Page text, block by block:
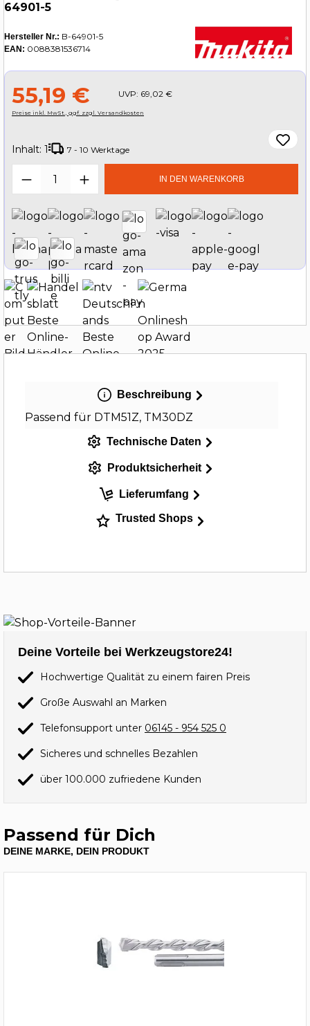
64901-5
Hersteller Nr.: B-64901-5
EAN: 0088381536714
55,19 € UVP: 69,02 €
Preise inkl. MwSt., ggf. zzgl. Versandkosten
Inhalt: 1 7 - 10 Werktage
Produkt Anzahl: Gib denIN DEN WARENKORB
Beschreibung
Passend für DTM51Z, TM30DZ
Technische Daten
Produktsicherheit
Lieferumfang
Trusted Shops
Deine Vorteile bei Werkzeugstore24!
Hochwertige Qualität zu einem fairen Preis
Große Auswahl an Marken
Telefonsupport unter 06145 - 954 525 0
Sicheres und schnelles Bezahlen
über 100.000 zufriedene Kunden
Passend für Dich
DEINE MARKE, DEIN PRODUKT